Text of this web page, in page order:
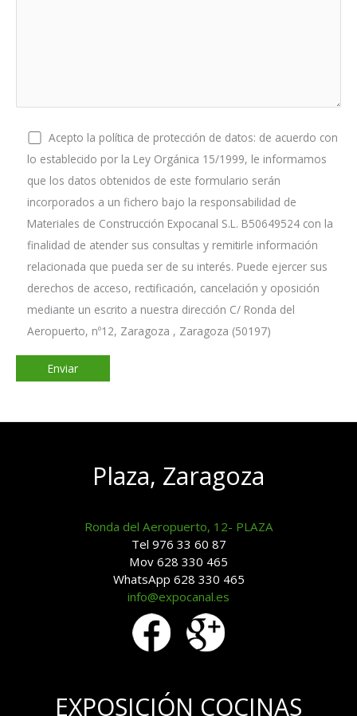
Acepto la política de protección de datos: de acuerdo con
lo establecido por la Ley Orgánica 15/1999, le informamos
que los datos obtenidos de este formulario serán
incorporados a un fichero bajo la responsabilidad de
Materiales de Construcción Expocanal S.L. B50649524 con la
finalidad de atender sus consultas y remitirle información
relacionada que pueda ser de su interés. Puede ejercer sus
derechos de acceso, rectificación, cancelación y oposición
mediante un escrito a nuestra dirección C/ Ronda del
Aeropuerto, nº12, Zaragoza , Zaragoza (50197)
Plaza, Zaragoza
Ronda del Aeropuerto, 12- PLAZA
Tel 976 33 60 87
Mov 628 330 465
WhatsApp 628 330 465
info@expocanal.es
EXPOSICIÓN COCINAS